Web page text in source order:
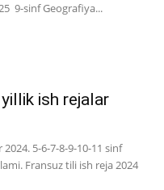
9-sinf Geografiya...
ish rejalar
5-6-7-8-9-10-11 sinf
Fransuz tili ish reja 2024